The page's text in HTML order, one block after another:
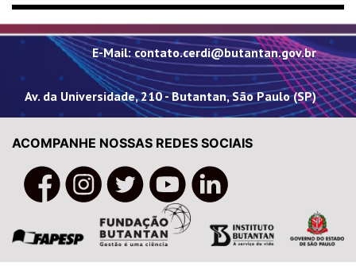
E-Mail: contato.cerdi@butantan.gov.br
Av. da Universidade, 210 - Butantan, São Paulo (SP)
ACOMPANHE NOSSAS REDES SOCIAIS